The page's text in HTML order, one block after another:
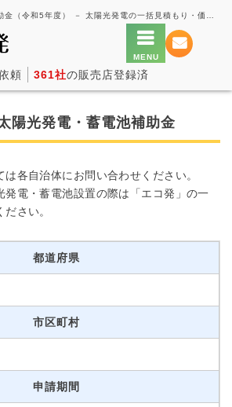
頼 361社の販売店登録済
陽光発電・蓄電池補助金
各自治体にお問い合わせください。
発電・蓄電池設置の際は「エコ発」の一
さい。
都道府県
市区町村
申請期間